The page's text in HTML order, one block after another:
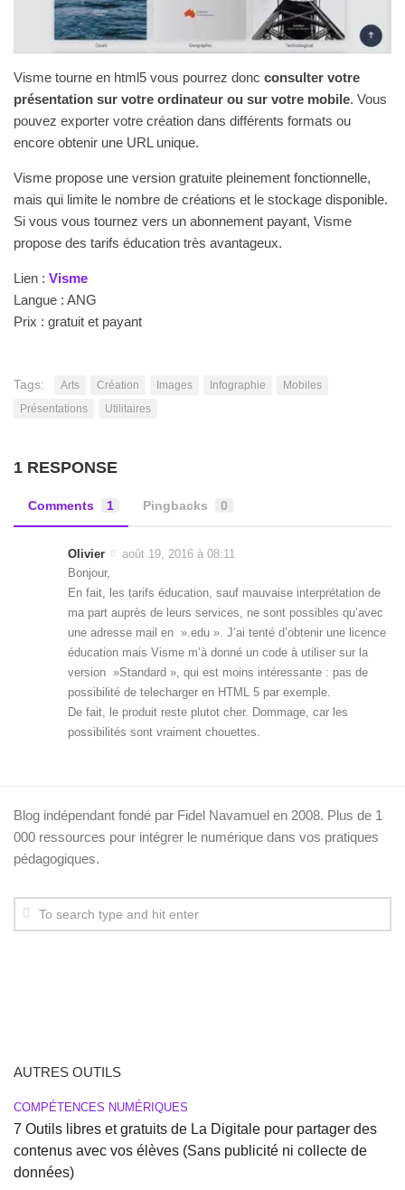
Visme tourne en html5 vous pourrez donc consulter votre
présentation sur votre ordinateur ou sur votre mobile. Vous
pouvez exporter votre création dans différents formats ou
encore obtenir une URL unique.
Visme propose une version gratuite pleinement fonctionnelle,
mais qui limite le nombre de créations et le stockage disponible.
Si vous vous tournez vers un abonnement payant, Visme
propose des tarifs éducation très avantageux.
Lien : Visme
Langue : ANG
Prix : gratuit et payant
Tags: Arts Création Images Infographie
Mobiles
Présentations
Utilitaires
1 RESPONSE
Comments 1 Pingbacks 0
Olivier
août 19, 2016 à 08:11
Bonjour,
En fait, les tarifs éducation, sauf mauvaise interprétation de
ma part auprès de leurs services, ne sont possibles qu’avec
une adresse mail en ».edu ». J’ai tenté d’obtenir une licence
éducation mais Visme m’à donné un code à utiliser sur la
version »Standard », qui est moins intéressante : pas de
possibilité de telecharger en HTML 5 par exemple.
De fait, le produit reste plutot cher. Dommage, car les
possibilités sont vraiment chouettes.
Blog indépendant fondé par Fidel Navamuel en 2008. Plus de 1
000 ressources pour intégrer le numérique dans vos pratiques
pédagogiques.
AUTRES OUTILS
COMPÉTENCES NUMÉRIQUES
7 Outils libres et gratuits de La Digitale pour partager des
contenus avec vos élèves (Sans publicité ni collecte de
données)